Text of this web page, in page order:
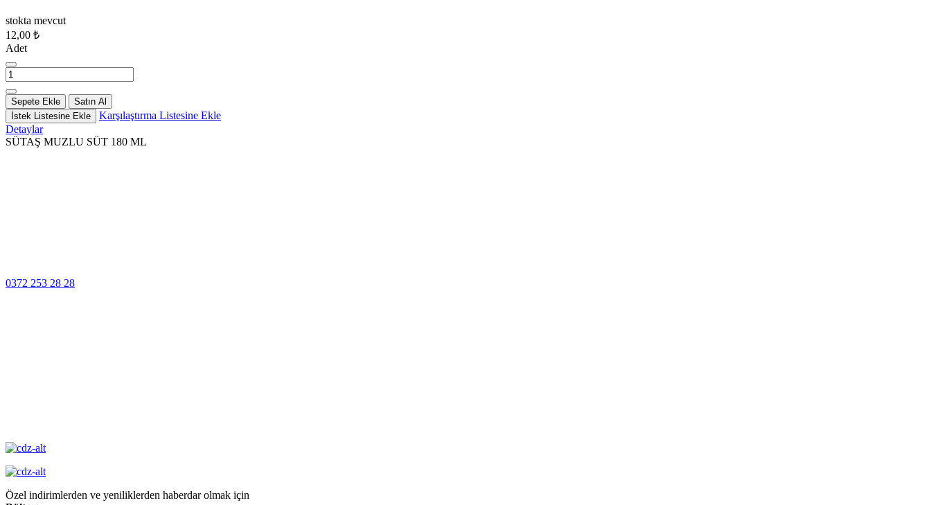
stokta mevcut
12,00 ₺
Adet
Sepete Ekle
Satın Al
İstek Listesine Ekle
Karşılaştırma Listesine Ekle
Detaylar
SÜTAŞ MUZLU SÜT 180 ML
0372 253 28 28
Özel indirimlerden ve yeniliklerden haberdar olmak için